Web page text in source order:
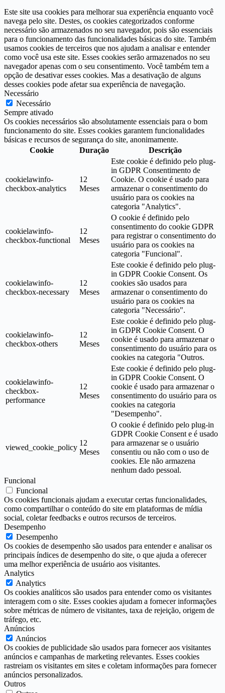
Este site usa cookies para melhorar sua experiência enquanto você
navega pelo site. Destes, os cookies categorizados conforme
necessário são armazenados no seu navegador, pois são essenciais
para o funcionamento das funcionalidades básicas do site. Também
usamos cookies de terceiros que nos ajudam a analisar e entender
como você usa este site. Esses cookies serão armazenados no seu
navegador apenas com o seu consentimento. Você também tem a
opção de desativar esses cookies. Mas a desativação de alguns
desses cookies pode afetar sua experiência de navegação.
Necessário
Necessário
Sempre ativado
Os cookies necessários são absolutamente essenciais para o bom
funcionamento do site. Esses cookies garantem funcionalidades
básicas e recursos de segurança do site, anonimamente.
Cookie
Duração Descrição
cookielawinfo-
checkbox-analytics
12
Meses
Este cookie é definido pelo plug-
in GDPR Consentimento de
Cookie. O cookie é usado para
armazenar o consentimento do
usuário para os cookies na
categoria "Analytics".
cookielawinfo-
checkbox-functional
12
Meses
O cookie é definido pelo
consentimento do cookie GDPR
para registrar o consentimento do
usuário para os cookies na
categoria "Funcional".
cookielawinfo-
checkbox-necessary
12
Meses
Este cookie é definido pelo plug-
in GDPR Cookie Consent. Os
cookies são usados para
armazenar o consentimento do
usuário para os cookies na
categoria "Necessário".
cookielawinfo-
checkbox-others
12
Meses
Este cookie é definido pelo plug-
in GDPR Cookie Consent. O
cookie é usado para armazenar o
consentimento do usuário para os
cookies na categoria "Outros.
cookielawinfo-
checkbox-
performance
12
Meses
Este cookie é definido pelo plug-
in GDPR Cookie Consent. O
cookie é usado para armazenar o
consentimento do usuário para os
cookies na categoria
"Desempenho".
viewed_cookie_policy
12
Meses
O cookie é definido pelo plug-in
GDPR Cookie Consent e é usado
para armazenar se o usuário
consentiu ou não com o uso de
cookies. Ele não armazena
nenhum dado pessoal.
Funcional
Funcional
Os cookies funcionais ajudam a executar certas funcionalidades,
como compartilhar o conteúdo do site em plataformas de mídia
social, coletar feedbacks e outros recursos de terceiros.
Desempenho
Desempenho
Os cookies de desempenho são usados para entender e analisar os
principais índices de desempenho do site, o que ajuda a oferecer
uma melhor experiência de usuário aos visitantes.
Analytics
Analytics
Os cookies analíticos são usados para entender como os visitantes
interagem com o site. Esses cookies ajudam a fornecer informações
sobre métricas de número de visitantes, taxa de rejeição, origem de
tráfego, etc.
Anúncios
Anúncios
Os cookies de publicidade são usados para fornecer aos visitantes
anúncios e campanhas de marketing relevantes. Esses cookies
rastreiam os visitantes em sites e coletam informações para fornecer
anúncios personalizados.
Outros